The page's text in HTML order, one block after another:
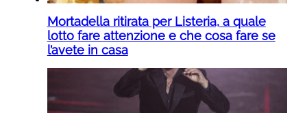
Mortadella ritirata per Listeria, a quale
lotto fare attenzione e che cosa fare se
l’avete in casa